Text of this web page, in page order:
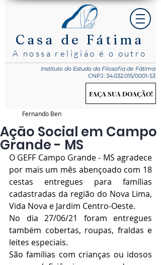
Casa de Fátima
A nossa religião é o outro
Instituto do Estudo da Filosofia de Fátima
CNPJ: 34.032.015/0001-53
FAÇA SUA DOAÇÃO!
Ação Social em Campo
Grande - MS
Fernando Ben
O GEFF Campo Grande - MS agradece
por mais um mês abençoado com 18
cestas entregues para famílias
cadastradas da região do Nova Lima,
Vida Nova e Jardim Centro-Oeste.
No dia 27/06/21 foram entregues
também cobertas, roupas, fraldas e
leites especiais.
São famílias com crianças ou idosos